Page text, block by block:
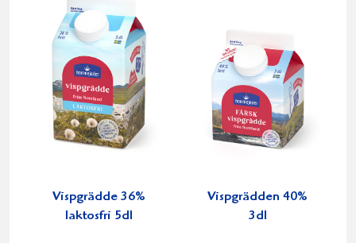
Vispgrädde 36%
laktosfri 5dl
Vispgrädden 40%
3dl